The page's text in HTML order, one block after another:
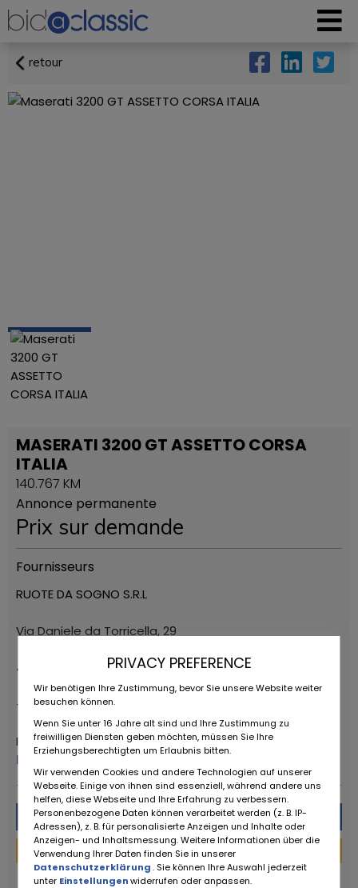
retour
MASERATI 3200 GT ASSETTO CORSA
ITALIA
140.767 KM
Annonce permanente
Prix ​​sur demande
Fournisseurs
RUOTE DA SOGNO S.R.L
Via Daniele da Torricella, 29
42122 Reggio Emilia
+39 0522 268511
Ruote da Sogno
Plus de ce concessionnaire
Message
Financement
powered bytarifcheck
PRIVACY PREFERENCE
Wir benötigen Ihre Zustimmung, bevor Sie unsere Website weiter
besuchen können.
Wenn Sie unter 16 Jahre alt sind und Ihre Zustimmung zu
freiwilligen Diensten geben möchten, müssen Sie Ihre
Erziehungsberechtigten um Erlaubnis bitten.
Wir verwenden Cookies und andere Technologien auf unserer
Webseite. Einige von ihnen sind essenziell, während andere uns
helfen, diese Webseite und Ihre Erfahrung zu verbessern.
Personenbezogene Daten können verarbeitet werden (z. B. IP-
Adressen), z. B. für personalisierte Anzeigen und Inhalte oder
Anzeigen- und Inhaltsmessung. Weitere Informationen über die
Verwendung Ihrer Daten finden Sie in unserer
Datenschutzerklärung. Sie können Ihre Auswahl jederzeit
unter Einstellungenwiderrufen oder anpassen.